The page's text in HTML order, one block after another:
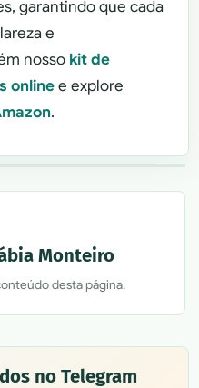
garantindo que cada
e
nosso kit de
onlinee explore
.
Monteiro
desta página.
no Telegram